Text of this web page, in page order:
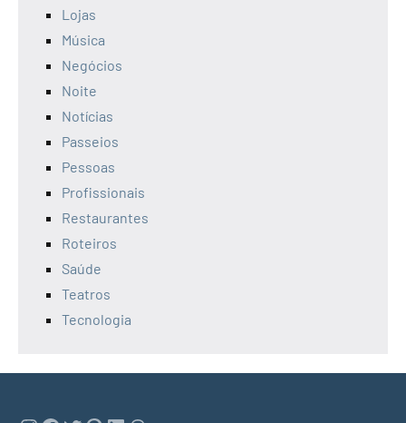
Lojas
Música
Negócios
Noite
Notícias
Passeios
Pessoas
Profissionais
Restaurantes
Roteiros
Saúde
Teatros
Tecnologia